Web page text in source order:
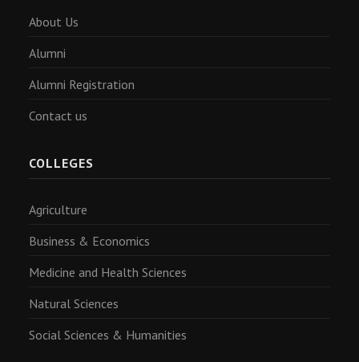
About Us
Alumni
Alumni Registration
Contact us
COLLEGES
Agriculture
Business & Economics
Medicine and Health Sciences
Natural Sciences
Social Sciences & Humanities